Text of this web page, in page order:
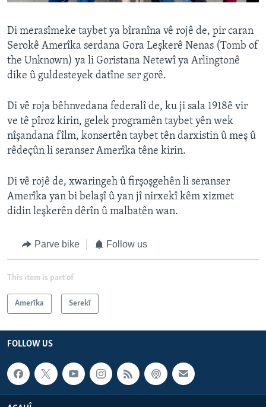
Di merasîmeke taybet ya bîranîna vê rojê de, pir caran
Serokê Amerîka serdana Gora Leşkerê Nenas (Tomb of
the Unknown) ya li Goristana Netewî ya Arlingtonê
dike û guldesteyek datîne ser gorê.
Di vê roja bêhnvedana federalî de, ku ji sala 1918ê vir
ve tê pîroz kirin, gelek programên taybet yên wek
nîşandana fîlm, konsertên taybet tên darxistin û meş û
rêdeçûn li seranser Amerîka têne kirin.
Di vê rojê de, xwaringeh û firşoşgehên li seranser
Amerîka yan bi belaşî û yan jî nirxekî kêm xizmet
didin leşkerên dêrîn û malbatên wan.
Parve bike Follow us
This item is part of
Amerîka Serekî
FOLLOW US